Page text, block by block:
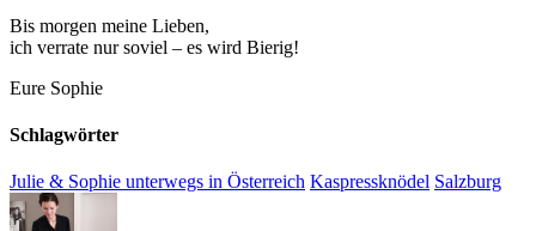
Bis morgen meine Lieben,
ich verrate nur soviel – es wird Bierig!
Eure Sophie
Schlagwörter
Julie & Sophie unterwegs in Österreich Kaspressknödel Salzburg